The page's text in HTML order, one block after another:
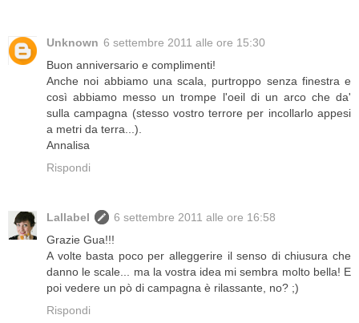
Unknown 6 settembre 2011 alle ore 15:30
Buon anniversario e complimenti!
Anche noi abbiamo una scala, purtroppo senza finestra e
così abbiamo messo un trompe l'oeil di un arco che da'
sulla campagna (stesso vostro terrore per incollarlo appesi
a metri da terra...).
Annalisa
Rispondi
Lallabel
6 settembre 2011 alle ore 16:58
Grazie Gua!!!
A volte basta poco per alleggerire il senso di chiusura che
danno le scale... ma la vostra idea mi sembra molto bella! E
poi vedere un pò di campagna è rilassante, no? ;)
Rispondi